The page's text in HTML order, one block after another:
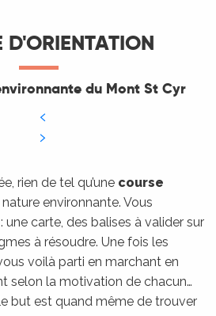
D'ORIENTATION
du Mont St Cyr
rien de tel qu’une course
environnante. Vous
une carte, des balises à valider sur
à résoudre. Une fois les
voilà parti en marchant en
selon la motivation de chacun…
but est quand même de trouver